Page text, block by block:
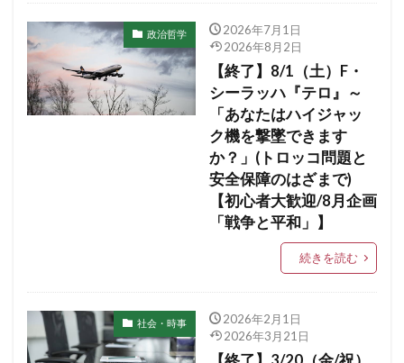
政治哲学
2026年7月1日
2026年8月2日
【終了】8/1（土）F・
シーラッハ『テロ』～
「あなたはハイジャッ
ク機を撃墜できます
か？」(トロッコ問題と
安全保障のはざまで)
【初心者大歓迎/8月企画
「戦争と平和」】
続きを読む
社会・時事
2026年2月1日
2026年3月21日